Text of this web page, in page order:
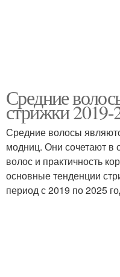
Средние
стрижки 2019-
Средние волосы
модниц. Они сочетают в
волос и практичность
основные тенденции
период с 2019 по 2025